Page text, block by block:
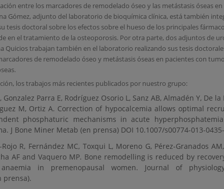
entre los marcadores de remodelado óseo y las metástasis óseas en
Gómez, adjunto del laboratorio de bioquímica clínica, está también
tesis doctoral sobre los efectos sobre el hueso de los principales
en el tratamiento de la osteoporosis. Por otra parte, dos adjuntos de
Quicios trabajan también en el laboratorio realizando sus tesis
de remodelado óseo y metástasis óseas en pacientes con
los trabajos más recientes publicados por nuestro grupo:
Gonzalez Parra E, Rodríguez Osorio L, Sanz AB, Almadén Y, De la
M, Ortiz A. Correction of hypocalcemia allows optimal
phosphaturic mechanisms in acute
J Bone Miner Metab (en prensa) DOI 10.1007/s00774-013-
R, Fernández MC, Toxqui L, Moreno G, Pérez-Granados
AF and Vaquero MP. Bone remodelling is reduced by
anaemia in premenopausal women. Journal of
prensa).